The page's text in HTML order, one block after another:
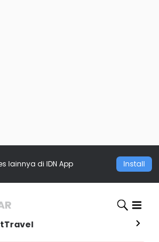
lainnya di IDN App Install
Travel